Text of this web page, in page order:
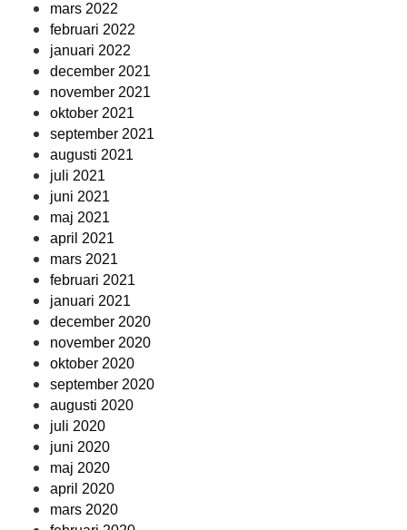
mars 2022
februari 2022
januari 2022
december 2021
november 2021
oktober 2021
september 2021
augusti 2021
juli 2021
juni 2021
maj 2021
april 2021
mars 2021
februari 2021
januari 2021
december 2020
november 2020
oktober 2020
september 2020
augusti 2020
juli 2020
juni 2020
maj 2020
april 2020
mars 2020